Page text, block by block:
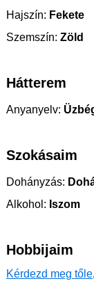
Hajszín: Fekete
Szemszín: Zöld
Hátterem
Anyanyelv:
Szokásaim
Dohányzás:
Alkohol: Iszom
Hobbijaim
Kérdezd meg tőle